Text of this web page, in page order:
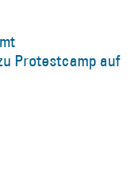
Protestcamp auf